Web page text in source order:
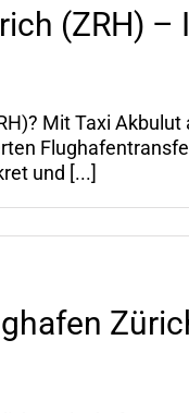
(ZRH) –
Mit Taxi Akbulut
und [...]